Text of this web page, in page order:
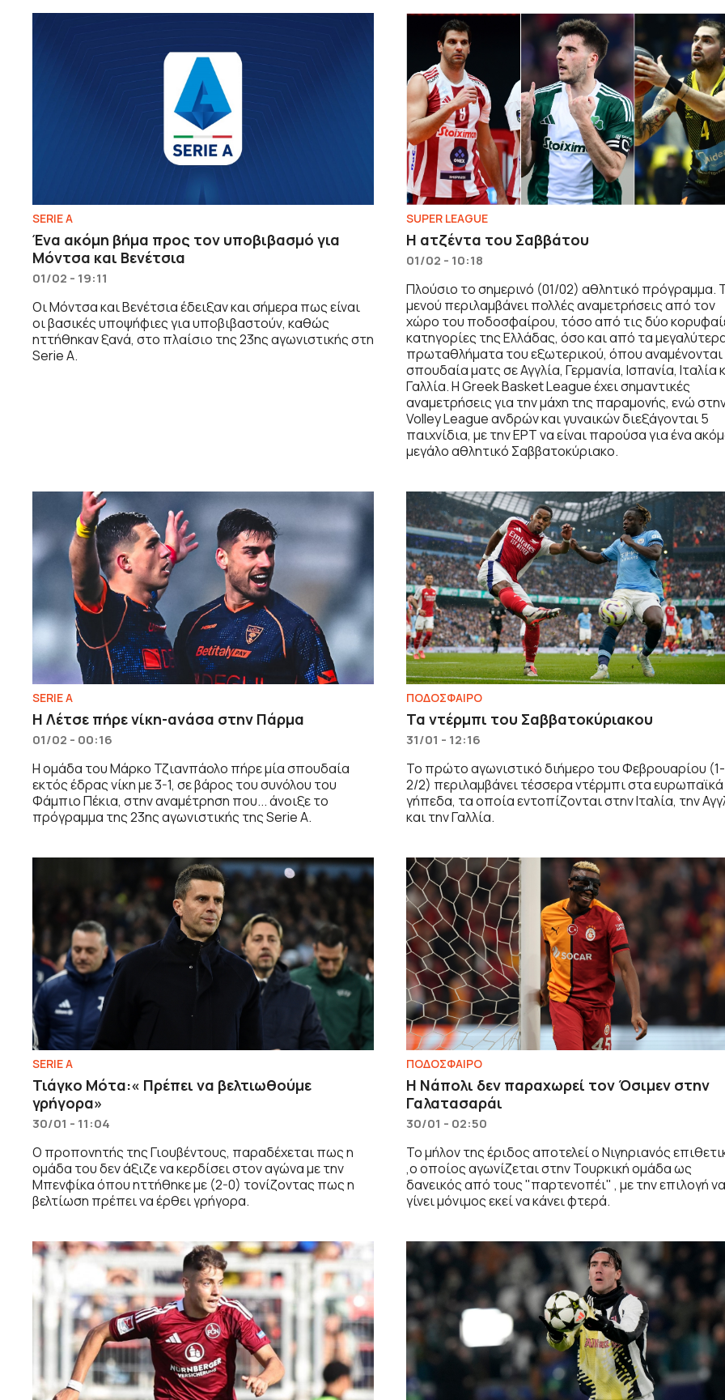
SERIE A
Ένα ακόμη βήμα προς τον υποβιβασμό για
Μόντσα και Βενέτσια
01/02 - 19:11
Οι Μόντσα και Βενέτσια έδειξαν και σήμερα πως είναι
οι βασικές υποψήφιες για υποβιβαστούν, καθώς
ηττήθηκαν ξανά, στο πλαίσιο της 23ης αγωνιστικής στη
Serie A.
SUPER LEAGUE
Η ατζέντα του Σαββάτου
01/02 - 10:18
Πλούσιο το σημερινό (01/02) αθλητικό πρόγραμμα.
μενού περιλαμβάνει πολλές αναμετρήσεις από τον
χώρο του ποδοσφαίρου, τόσο από τις δύο
κατηγορίες της Ελλάδας, όσο και από τα
πρωταθλήματα του εξωτερικού, όπου αναμένονται
σπουδαία ματς σε Αγγλία, Γερμανία, Ισπανία, Ιταλία
Γαλλία. Η Greek Basket League έχει σημαντικές
αναμετρήσεις για την μάχη της παραμονής, ενώ
Volley League ανδρών και γυναικών διεξάγονται 5
παιχνίδια, με την ΕΡΤ να είναι παρούσα για ένα
μεγάλο αθλητικό Σαββατοκύριακο.
SERIE A
Η Λέτσε πήρε νίκη-ανάσα στην Πάρμα
01/02 - 00:16
Η ομάδα του Μάρκο Τζιανπάολο πήρε μία σπουδαία
εκτός έδρας νίκη με 3-1, σε βάρος του συνόλου του
Φάμπιο Πέκια, στην αναμέτρηση που... άνοιξε το
πρόγραμμα της 23ης αγωνιστικής της Serie A.
ΠΟΔΟΣΦΑΙΡΟ
Τα ντέρμπι του Σαββατοκύριακου
31/01 - 12:16
Το πρώτο αγωνιστικό διήμερο του Φεβρουαρίου (1-
2/2) περιλαμβάνει τέσσερα ντέρμπι στα ευρωπαϊκά
γήπεδα, τα οποία εντοπίζονται στην Ιταλία, την
και την Γαλλία.
SERIE A
Τιάγκο Μότα:« Πρέπει να βελτιωθούμε
γρήγορα»
30/01 - 11:04
Ο προπονητής της Γιουβέντους, παραδέχεται πως η
ομάδα του δεν άξιζε να κερδίσει στον αγώνα με την
Μπενφίκα όπου ηττήθηκε με (2-0) τονίζοντας πως η
βελτίωση πρέπει να έρθει γρήγορα.
ΠΟΔΟΣΦΑΙΡΟ
Η Νάπολι δεν παραχωρεί τον Όσιμεν στην
Γαλατασαράι
30/01 - 02:50
Το μήλον της έριδος αποτελεί ο Νιγηριανός
,ο οποίος αγωνίζεται στην Τουρκική ομάδα ως
δανεικός από τους "παρτενοπέι" , με την επιλογή
γίνει μόνιμος εκεί να κάνει φτερά.